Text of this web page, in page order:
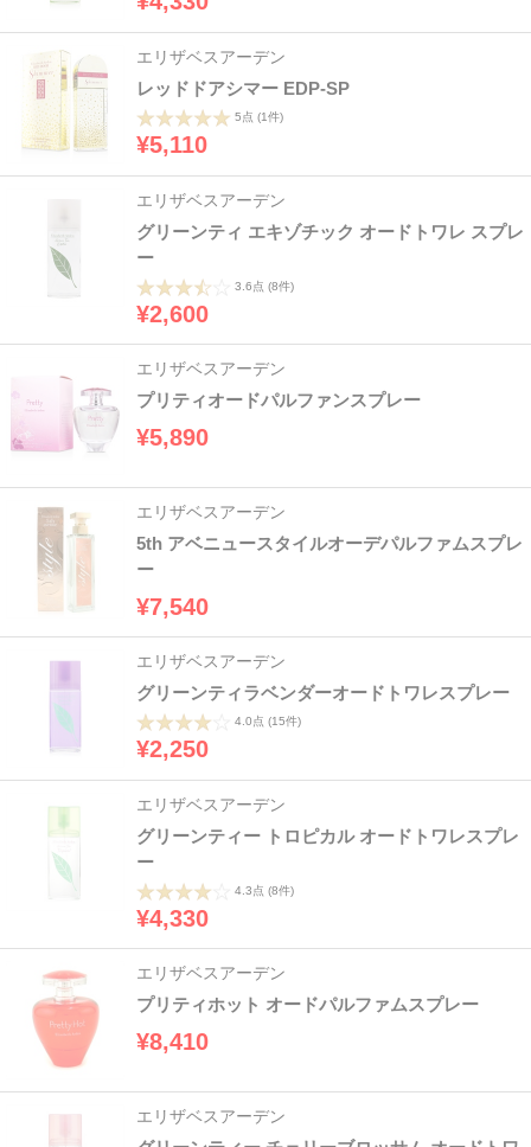
エリザベスアーデン
レッドドアシマー EDP-SP
5点 (1件)
¥5,110
エリザベスアーデン
グリーンティ エキゾチック オードトワレ スプレ
ー
3.6点 (8件)
¥2,600
エリザベスアーデン
プリティオードパルファンスプレー
¥5,890
エリザベスアーデン
5th アベニュースタイルオーデパルファムスプレ
ー
¥7,540
エリザベスアーデン
グリーンティラベンダーオードトワレスプレー
4.0点 (15件)
¥2,250
エリザベスアーデン
グリーンティー トロピカル オードトワレスプレ
ー
4.3点 (8件)
¥4,330
エリザベスアーデン
プリティホット オードパルファムスプレー
¥8,410
エリザベスアーデン